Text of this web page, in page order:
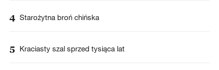
4 Starożytna broń chińska
5 Kraciasty szal sprzed tysiąca lat